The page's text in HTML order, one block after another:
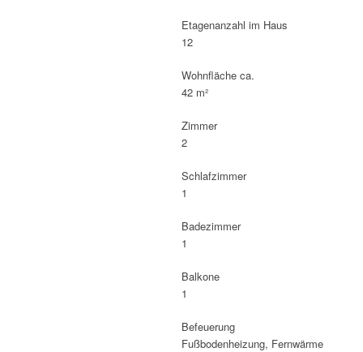
Etagenanzahl im Haus
12
Wohnfläche ca.
42 m²
Zimmer
2
Schlafzimmer
1
Badezimmer
1
Balkone
1
Befeuerung
Fußbodenheizung, Fernwärme